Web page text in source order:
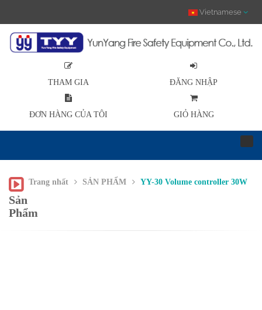
Vietnamese
THAM GIA ĐĂNG NHẬP
ĐƠN HÀNG CỦA TÔI GIỎ HÀNG
Trang nhất SẢN PHẨM YY-30 Volume controller 30W
Sản
Phẩm